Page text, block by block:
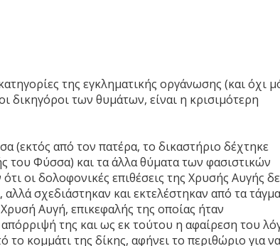
της εγκληματικής οργάνωσης (και όχι
δικηγόροι των θυμάτων, είναι η κρισιμότερη
(εκτός από τον πατέρα, το δικαστήριο δέχτηκε
του Φύσσα) και τα άλλα θύματα των φασιστικών
οι δολοφονικές επιθέσεις της Χρυσής Αυγής
σχεδιάστηκαν και εκτελέστηκαν από τα
Αυγή, επικεφαλής της οποίας ήταν
της και ως εκ τούτου η αφαίρεση του
κομμάτι της δίκης, αφήνει το περιθώριο για να